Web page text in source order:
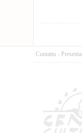
Cuntattu -